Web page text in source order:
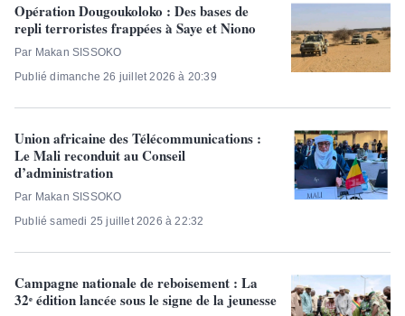
Opération Dougoukoloko : Des bases de
repli terroristes frappées à Saye et Niono
Par Makan SISSOKO
Publié dimanche 26 juillet 2026 à 20:39
Union africaine des Télécommunications :
Le Mali reconduit au Conseil
d’administration
Par Makan SISSOKO
Publié samedi 25 juillet 2026 à 22:32
Campagne nationale de reboisement : La
32ᵉ édition lancée sous le signe de la jeunesse